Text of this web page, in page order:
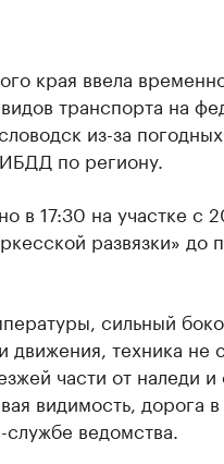
края ввела
транспорта на
из-за
по региону.
в 17:30 на участке с
развязки» до
сильный
техника не
части от наледи
видимость, дорога
ведомства.